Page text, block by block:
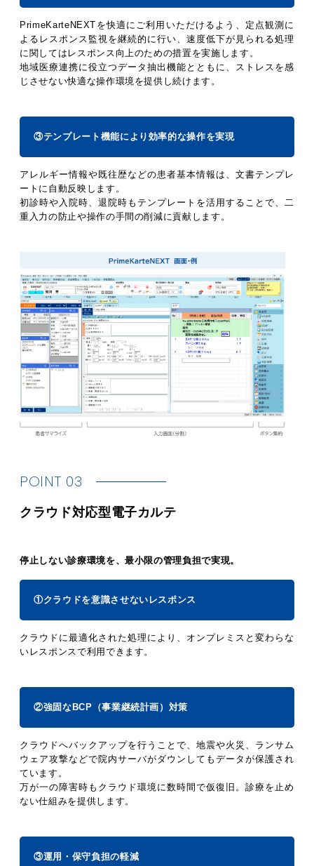
PrimeKarteNEXTを快適にご利用いただけるよう、定点観測に
よるレスポンス監視を継続的に行い、速度低下が見られる処理
に関してはレスポンス向上のための措置を実施します。
地域医療連携に役立つデータ抽出機能とともに、ストレスを感
じさせない快適な操作環境を提供し続けます。
③テンプレート機能により効率的な操作を実現
アレルギー情報や既往歴などの患者基本情報は、文書テンプレ
ートに自動反映します。
初診時や入院時、退院時もテンプレートを活用することで、二
重入力の防止や操作の手間の削減に貢献します。
POINT 03
クラウド対応型電子カルテ
停止しない診療環境を、最小限の管理負担で実現。
①クラウドを意識させないレスポンス
クラウドに最適化された処理により、オンプレミスと変わらな
いレスポンスで利用できます。
②強固なBCP（事業継続計画）対策
クラウドへバックアップを行うことで、地震や火災、ランサム
ウェア攻撃などで院内サーバがダウンしてもデータが保護され
ています。
万が一の障害時もクラウド環境に数時間で仮復旧。診療を止め
ない仕組みを提供します。
③運用・保守負担の軽減